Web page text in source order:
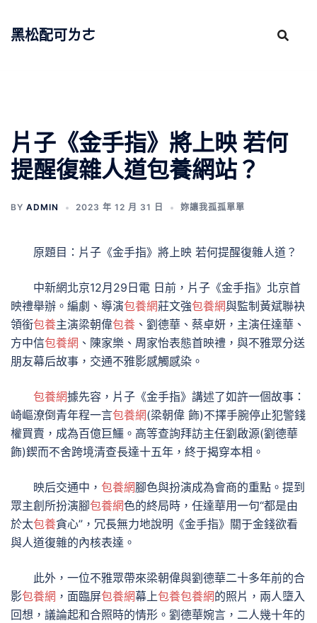
黑松配可ㄌㄜ
片子《金手指》將上映 若何
提醒復雜人道包養網站？
BY ADMIN 2023 年 12 月 31 日 妳讓我孤孤單單
原題目：片子《金手指》將上映 若何提醒復雜人道？
中新網北京12月29日電 日前，片子《金手指》北京首
映禮舉辦。編劇、導演包養網莊文強包養網與監制黃斌聯袂
領銜包養主演梁朝偉包養 、劉德華、蔡卓妍，主演任達華、
方中信包養網 、陳家樂、周家怡表態首映禮，與不雅眾分送
朋友幕后故事，交通不雅影感觸感染。
包養網據先容，片子《金手指》講述了如許一個故事：
崎嶇潦倒青年程一言包養網(梁朝偉 飾)不擇手腕停止犯警錢
權買賣，成為百億巨鱷。高等查詢拜訪主任劉啟源(劉德華
飾)鍥而不舍跨境清查長達十五年，終于揭穿本相。
映后交通中， 包養網腳色與扮演成為會商的重點。提到
眾主創所扮演腳包養網色的終局時，任達華用一句“都是由
於太包養貪心”，冗長無力地說明《金手指》關于金錢欲看
與人道復雜的內核表達。
此外，一位不雅眾帶來梁朝偉與劉德華二十多年前的合
影包養網 ，面臨屏包養網幕上包養包養網的照片，兩人墮入
回想，議論起和合照時的情形。劉德華婉言，二人幾十年的